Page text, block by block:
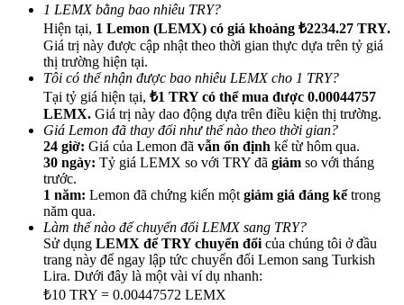
Giới thiệu
Mời một người bạn để nhận phần thưởng tiền mặt
BTC Welcome Rewards
BTC Welcome Rewards
1 LEMX bằng bao nhiêu TRY?
Hiện tại, 1 Lemon (LEMX) có giá khoảng ₺2234.27 TRY.
Giá trị này được cập nhật theo thời gian thực dựa trên tỷ giá
thị trường hiện tại.
Tôi có thể nhận được bao nhiêu LEMX cho 1 TRY?
Tại tỷ giá hiện tại, ₺1 TRY có thể mua được 0.00044757
LEMX. Giá trị này dao động dựa trên điều kiện thị trường.
Giá Lemon đã thay đổi như thế nào theo thời gian?
24 giờ: Giá của Lemon đã vẫn ổn định kể từ hôm qua.
30 ngày: Tỷ giá LEMX so với TRY đã giảm so với tháng
trước.
1 năm: Lemon đã chứng kiến một giảm giá đáng kểtrong
năm qua.
Làm thế nào để chuyển đổi LEMX sang TRY?
Sử dụng LEMX để TRY chuyển đổi của chúng tôi ở đầu
trang này để ngay lập tức chuyển đổi Lemon sang Turkish
Lira. Dưới đây là một vài ví dụ nhanh:
₺10 TRY = 0.00447572 LEMX